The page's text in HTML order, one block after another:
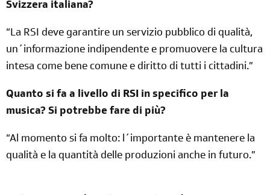
Svizzera italiana?
“La RSI deve garantire un servizio pubblico di qualità,
un´informazione indipendente e promuovere la cultura
intesa come bene comune e diritto di tutti i cittadini.”
Quanto si fa a livello di RSI in specifico per la
musica? Si potrebbe fare di più?
“Al momento si fa molto: l´importante è mantenere la
qualità e la quantità delle produzioni anche in futuro.”